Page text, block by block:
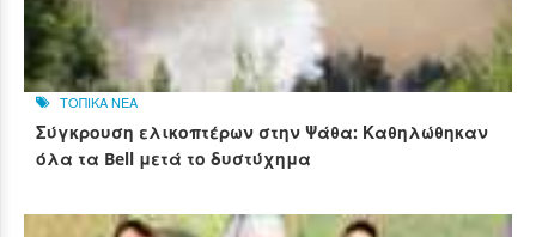
ΤΟΠΙΚΑ ΝΕΑ
Σύγκρουση ελικοπτέρων στην Ψάθα: Καθηλώθηκαν
όλα τα Bell μετά το δυστύχημα